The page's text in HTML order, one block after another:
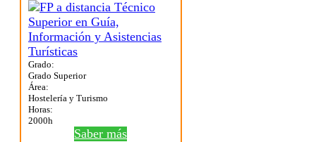
Grado:
Grado Superior
Área:
Hostelería y Turismo
Horas:
2000h
Saber más